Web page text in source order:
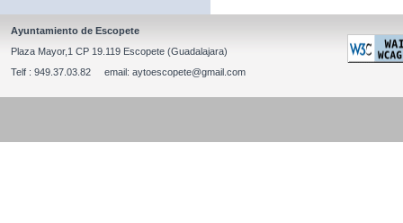
Ayuntamiento de Escopete
Plaza Mayor,1 CP 19.119 Escopete (Guadalajara)
Telf : 949.37.03.82 email: aytoescopete@gmail.com